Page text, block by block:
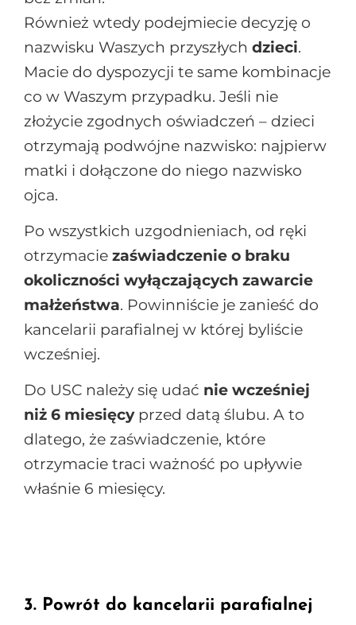
Również wtedy podejmiecie decyzję o
nazwisku Waszych przyszłych dzieci.
Macie do dyspozycji te same kombinacje
co w Waszym przypadku. Jeśli nie
złożycie zgodnych oświadczeń – dzieci
otrzymają podwójne nazwisko: najpierw
matki i dołączone do niego nazwisko
ojca.
Po wszystkich uzgodnieniach, od ręki
otrzymacie zaświadczenie o braku
okoliczności wyłączających zawarcie
małżeństwa. Powinniście je zanieść do
kancelarii parafialnej w której byliście
wcześniej.
Do USC należy się udać nie wcześniej
niż 6 miesięcyprzed datą ślubu. A to
dlatego, że zaświadczenie, które
otrzymacie traci ważność po upływie
właśnie 6 miesięcy.
3. Powrót do kancelarii parafialnej